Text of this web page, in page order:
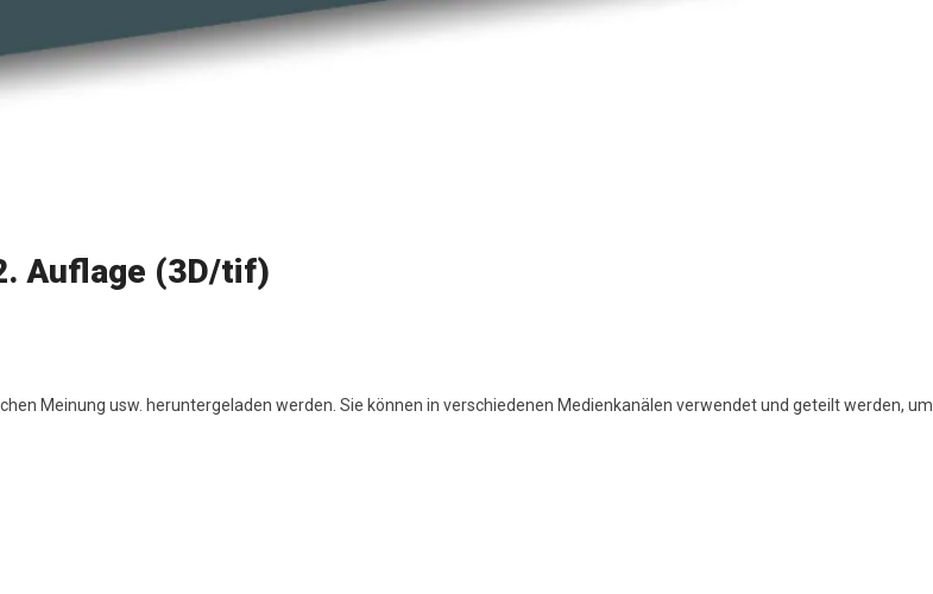
Auflage (3D/tif)
Meinung usw. heruntergeladen werden. Sie können in verschiedenen Medienkanälen verwendet und geteilt